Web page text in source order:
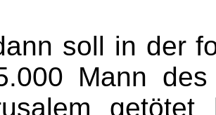
soll in der
Mann
getötet